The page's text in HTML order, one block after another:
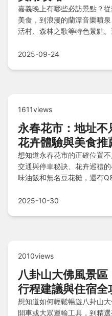
嘉義晚上有哪些必訪景點？
美食，到浪漫的蘭潭音樂噴
活村、森林之歌等特色景點
2025-09-24
1611views
永春花市：地址不
花卉體驗與美食推
想知道永春花市的正確位置
交通與停車秘訣、花卉巡禮
味油飯和無名豆花攤，還有
2025-10-30
2010views
八卦山大佛風景區
行程建議與住宿全
想知道如何輕鬆暢遊八卦山
開車或大眾運輸工具，到精